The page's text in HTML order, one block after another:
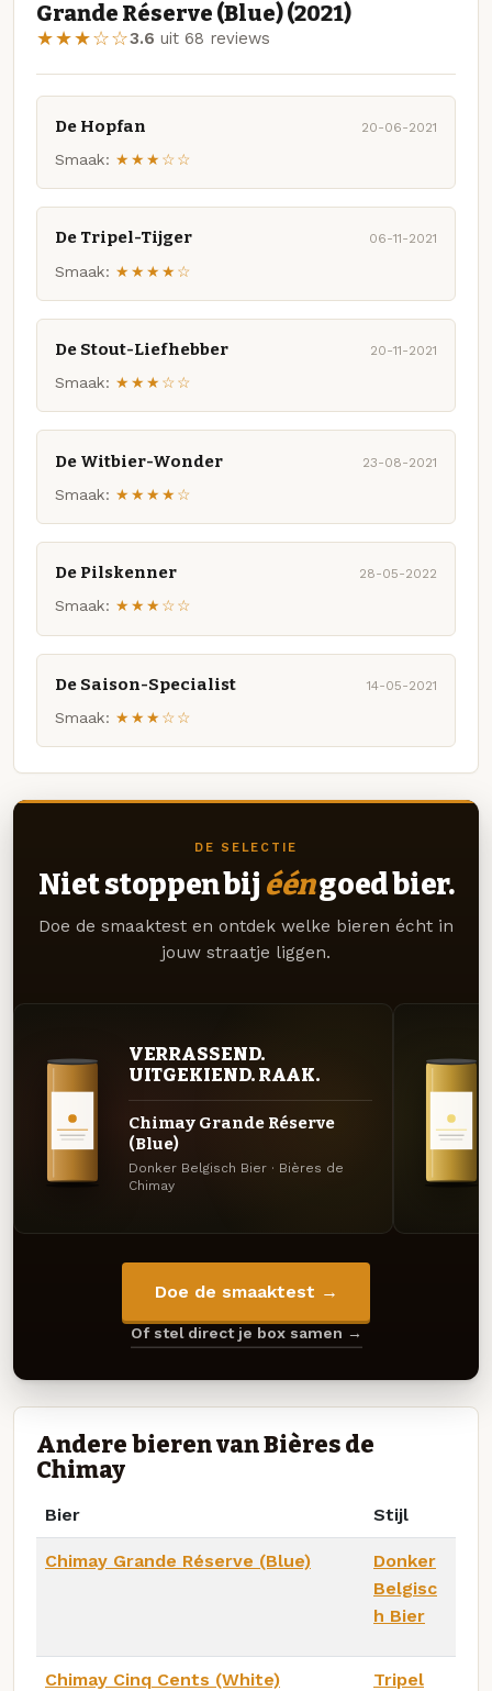
Grande Réserve (Blue) (2021)
★★★☆☆3.6 uit 68 reviews
De Hopfan 20-06-2021
Smaak: ★★★☆☆
De Tripel-Tijger 06-11-2021
Smaak: ★★★★☆
De Stout-Liefhebber 20-11-2021
Smaak: ★★★☆☆
De Witbier-Wonder 23-08-2021
Smaak: ★★★★☆
De Pilskenner 28-05-2022
Smaak: ★★★☆☆
De Saison-Specialist 14-05-2021
Smaak: ★★★☆☆
DE SELECTIE
Niet stoppen bij ééngoed bier.
Doe de smaaktest en ontdek welke bieren écht in
jouw straatje liggen.
VERRASSEND.
UITGEKIEND. RAAK.
Chimay Grande Réserve
(Blue)
Donker Belgisch Bier · Bières de
Chimay
Doe de smaaktest →
Of stel direct je box samen →
Andere bieren van Bières de
Chimay
Bier Stijl
Chimay Grande Réserve (Blue)
Donker
Belgisc
h Bier
Chimay Cinq Cents (White) Tripel